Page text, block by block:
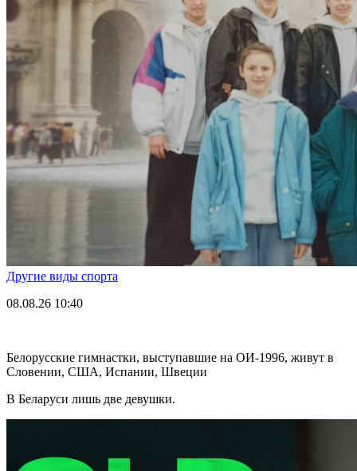
Другие виды спорта
08.08.26 10:40
Белорусские гимнастки, выступавшие на ОИ-1996, живут в
Словении, США, Испании, Швеции
В Беларуси лишь две девушки.